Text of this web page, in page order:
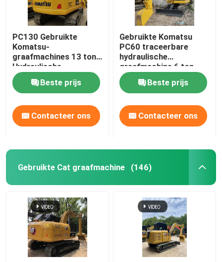
PC130 Gebruikte
Komatsu-
graafmachines 13 ton
Hydraulische
kruipgraafmachines
Beste prijs
Contacteer ons
Gebruikte Komatsu
PC60 traceerbare
hydraulische
graafmachine 6 ton
Beste prijs
Contacteer ons
Gebruikte Cat graafmachine (146)